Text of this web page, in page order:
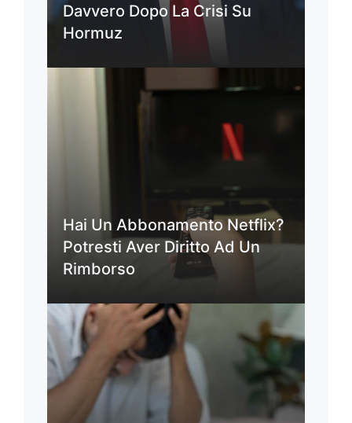
Davvero Dopo La Crisi Su
Hormuz
Hai Un Abbonamento Netflix?
Potresti Aver Diritto Ad Un
Rimborso